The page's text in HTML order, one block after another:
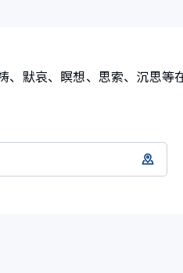
、默哀、瞑想、思索、沉思等